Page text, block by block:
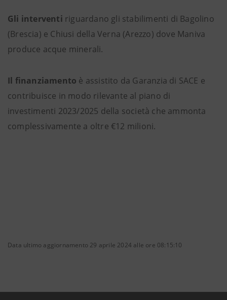
Gli interventi riguardano gli stabilimenti di Bagolino
(Brescia) e Chiusi della Verna (Arezzo) dove Maniva
produce acque minerali.
Il finanziamento è assistito da Garanzia di SACE e
contribuisce in modo rilevante al piano di
investimenti 2023/2025 della società che ammonta
complessivamente a oltre €12 milioni.
Data ultimo aggiornamento 29 aprile 2024 alle ore 08:15:10